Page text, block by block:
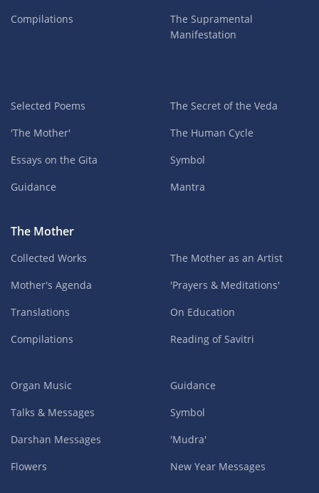
Compilations
The Supramental
Manifestation
Selected Poems
'The Mother'
Essays on the Gita
Guidance
The Secret of the Veda
The Human Cycle
Symbol
Mantra
The Mother
Collected Works
Mother's Agenda
Translations
Compilations
The Mother as an Artist
'Prayers & Meditations'
On Education
Reading of Savitri
Organ Music
Talks & Messages
Darshan Messages
Flowers
Guidance
Symbol
'Mudra'
New Year Messages